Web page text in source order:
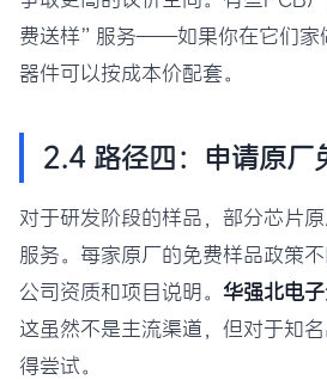
费送样”服务——如果你在它们家
器件可以按成本价配套。
2.4 路径四：申请原厂
对于研发阶段的样品，部分芯片
服务。每家原厂的免费样品政策
公司资质和项目说明。 华强北电
这虽然不是主流渠道，但对于知
得尝试。